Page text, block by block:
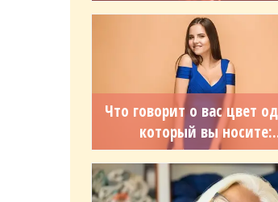
Что говорит о вас цвет
который вы